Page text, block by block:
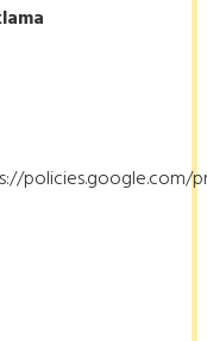
policies.google.com/